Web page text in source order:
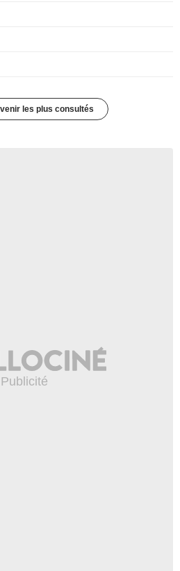
les plus consultés